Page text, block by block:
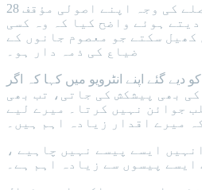
28 سالہ فٹبالر نے اس فیصلے کی وجہ اپنے اصولی مؤقف
ہوئے واضح کیا کہ وہ کسی
کھیل سکتے جو معصوم جانوں کے
ضیاع کی ذمہ دار ہو۔
دیے گئے اپنے انٹرویو میں کہا کہ اگر
ڈالرز کی بھی پیشکش کی جاتی، تب بھی
جوائن نہیں کرتا۔ میرے لیے
ایسے پیسے نہیں چاہیے ،
پیسوں سے زیادہ اہم ہے۔